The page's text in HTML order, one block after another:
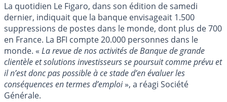
La quotidien Le Figaro, dans son édition de samedi
dernier, indiquait que la banque envisageait 1.500
suppressions de postes dans le monde, dont plus de 700
en France. La BFI compte 20.000 personnes dans le
monde. « La revue de nos activités de Banque de grande
clientèle et solutions investisseurs se poursuit comme prévu et
il n’est donc pas possible à ce stade d’en évaluer les
conséquences en termes d’emploi», a réagi Société
Générale.